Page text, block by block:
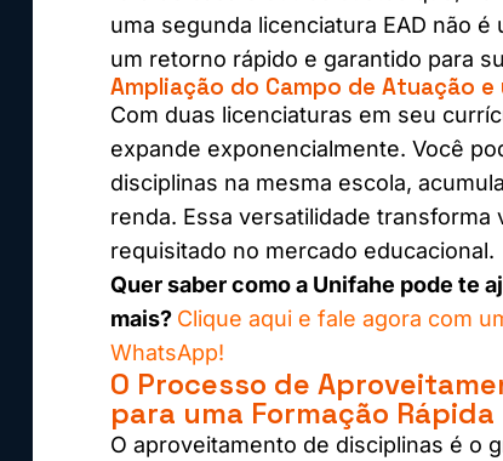
uma segunda licenciatura EAD não
um retorno rápido e garantido para
Ampliação do Campo de Atuação
Com duas licenciaturas em seu
expande exponencialmente. Você
disciplinas na mesma escola,
renda. Essa versatilidade
requisitado no mercado educacional.
Quer saber como a Unifahe pode te
mais? Clique aqui e fale agora com
WhatsApp!
O Processo de
para uma Formação Rápida
O aproveitamento de disciplinas é o